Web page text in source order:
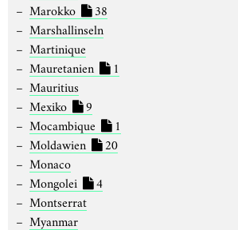
Marokko
38
Marshallinseln
Martinique
Mauretanien
1
Mauritius
Mexiko
9
Mocambique
1
Moldawien
20
Monaco
Mongolei
4
Montserrat
Myanmar